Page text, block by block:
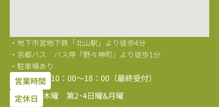
・地下市営地下鉄「北山駅」より徒歩4分
・京都バス バス停「野々神町」より徒歩1分
・駐車場あり
営業時間 10：00〜18：00（最終受付）
定休日 木曜 第2･4日曜&月曜